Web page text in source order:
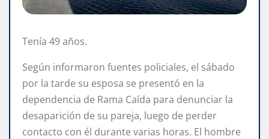
Tenía 49 años.
Según informaron fuentes policiales, el sábado
por la tarde su esposa se presentó en la
dependencia de Rama Caída para denunciar la
desaparición de su pareja, luego de perder
contacto con él durante varias horas. El hombre